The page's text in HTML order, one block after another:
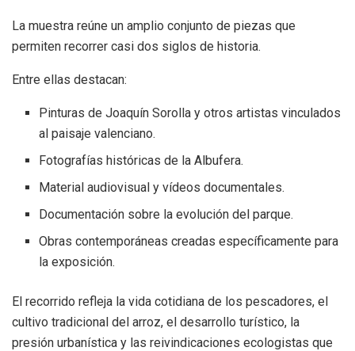
La muestra reúne un amplio conjunto de piezas que
permiten recorrer casi dos siglos de historia.
Entre ellas destacan:
Pinturas de Joaquín Sorolla y otros artistas vinculados
al paisaje valenciano.
Fotografías históricas de la Albufera.
Material audiovisual y vídeos documentales.
Documentación sobre la evolución del parque.
Obras contemporáneas creadas específicamente para
la exposición.
El recorrido refleja la vida cotidiana de los pescadores, el
cultivo tradicional del arroz, el desarrollo turístico, la
presión urbanística y las reivindicaciones ecologistas que